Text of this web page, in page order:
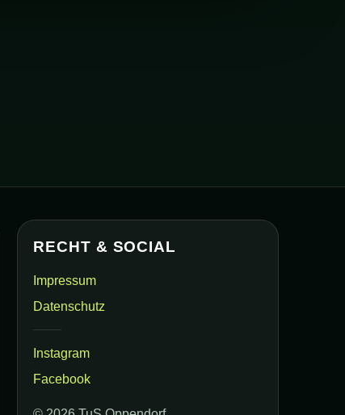
RECHT & SOCIAL
Impressum
Datenschutz
Instagram
Facebook